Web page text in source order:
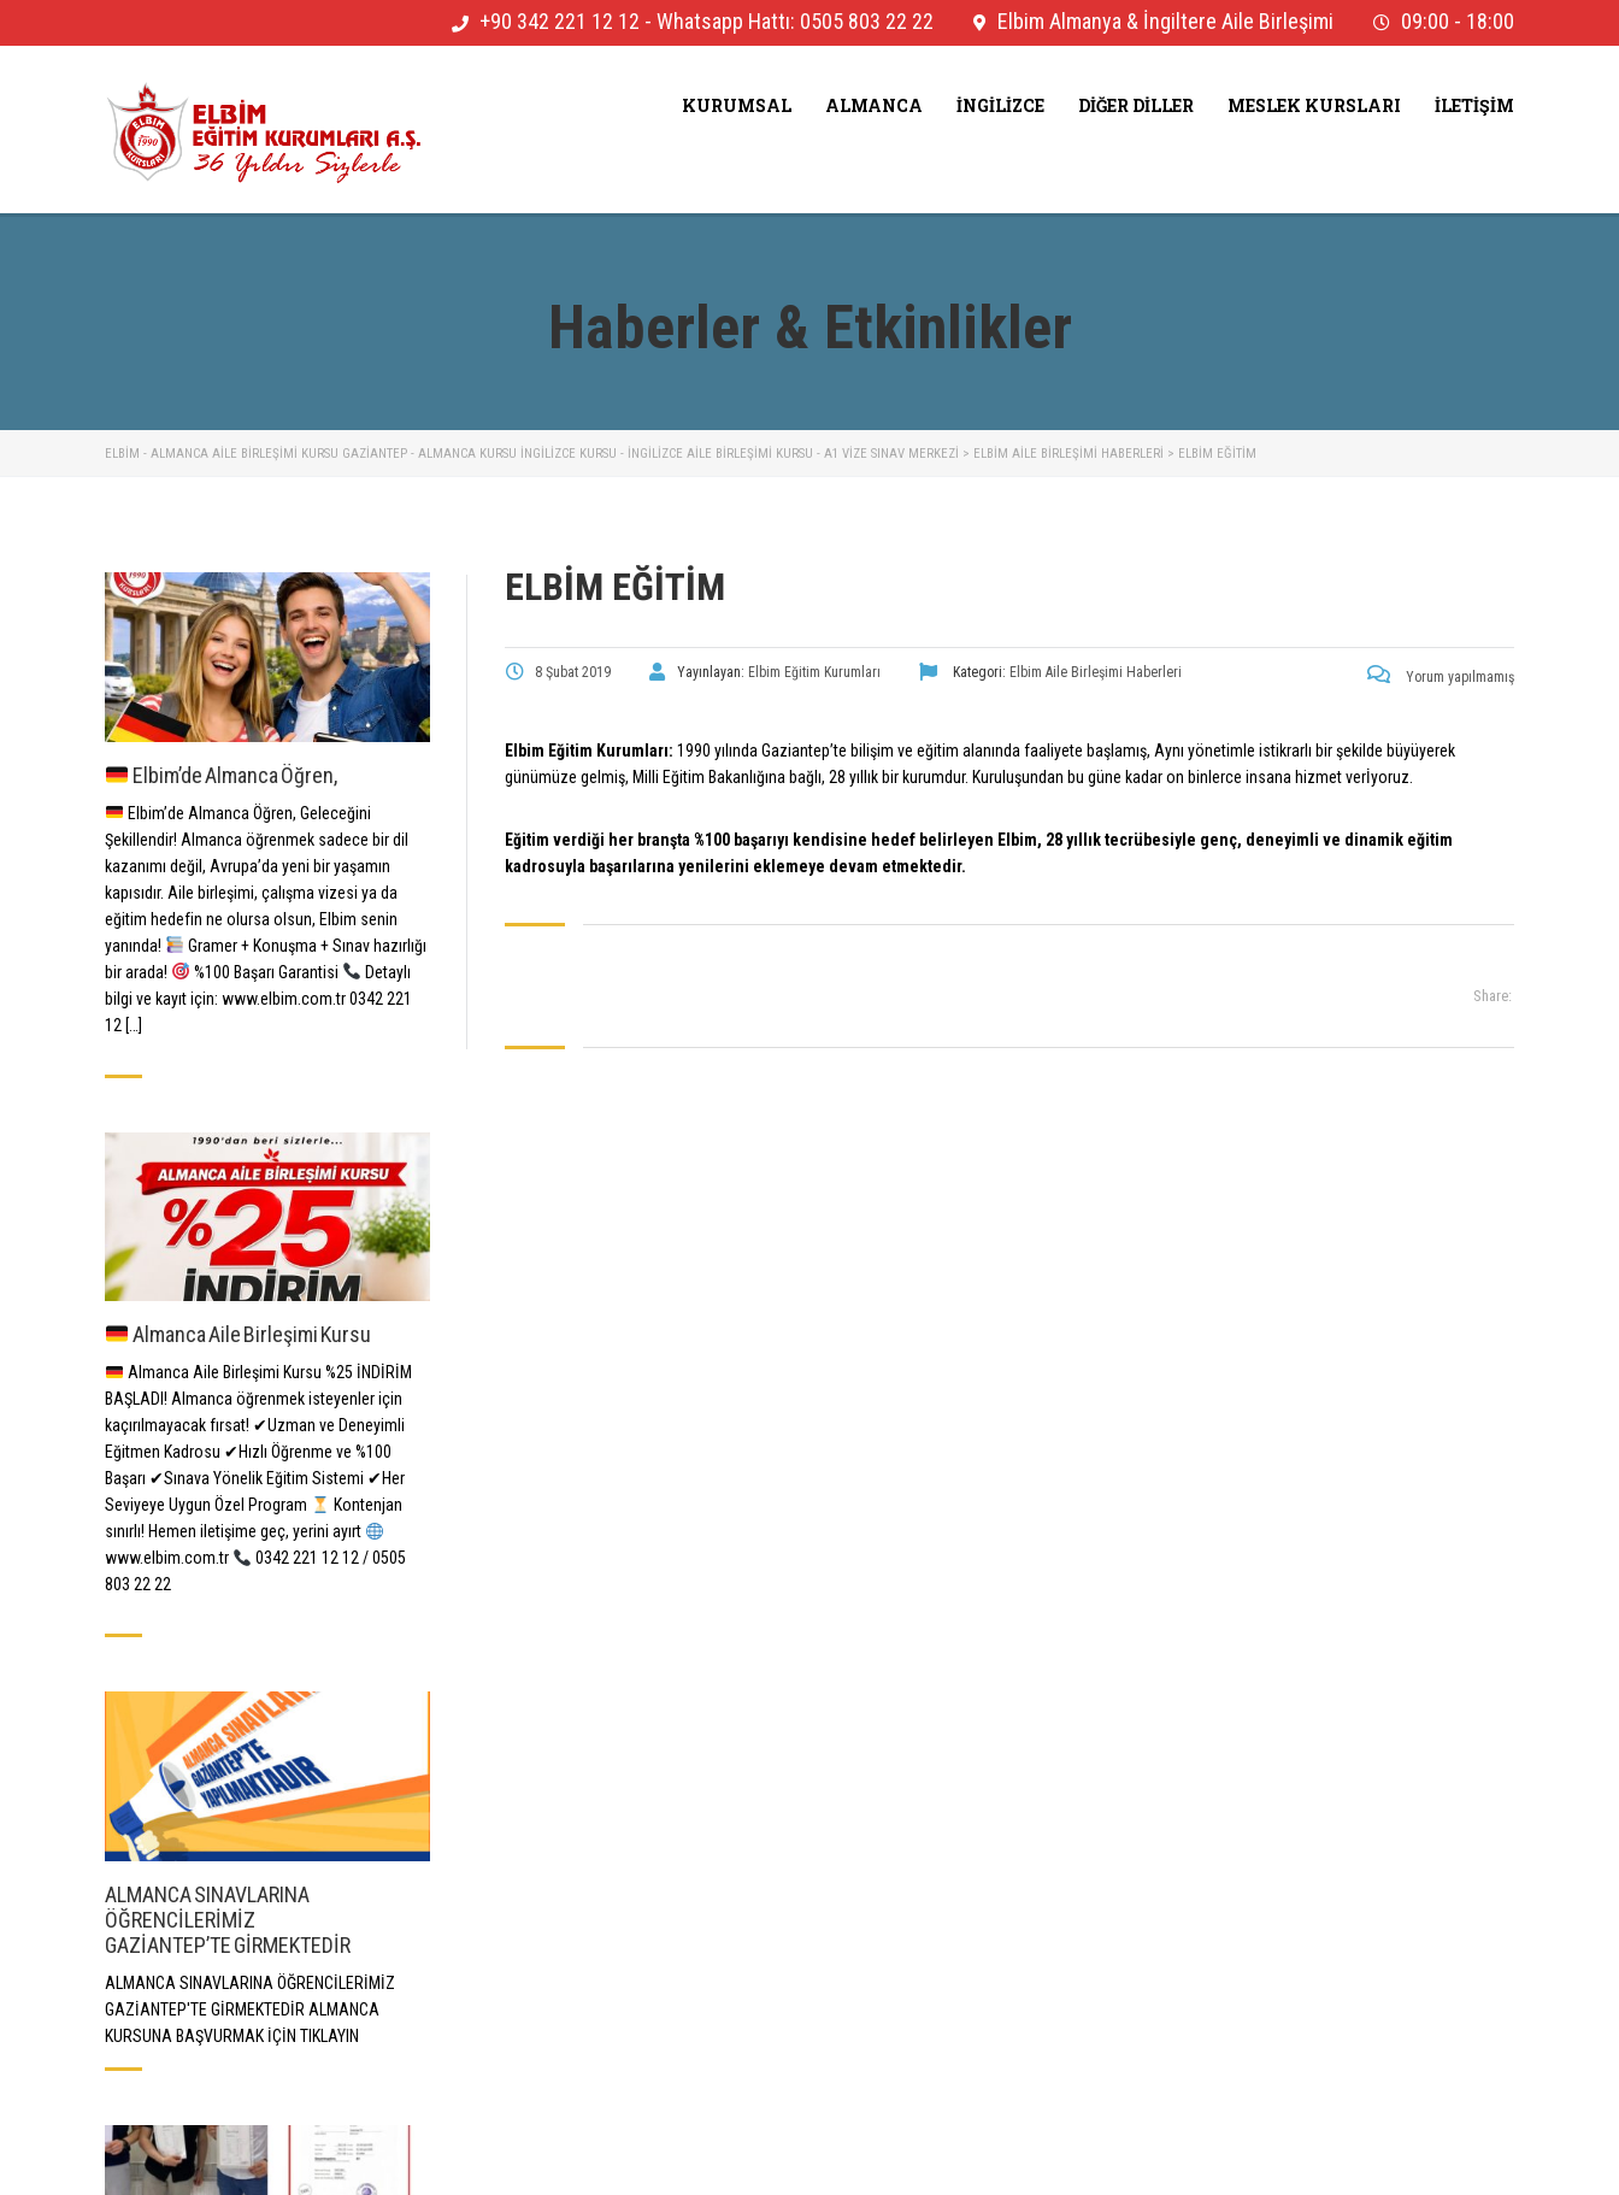
09:00 - 18:00
Elbim Almanya & İngiltere Aile Birleşimi
+90 342 221 12 12 - Whatsapp Hattı: 0505 803 22 22
KURUMSAL ALMANCA İNGILIZCE DIĞER DILLER MESLEK KURSLARI İLETIŞIM
Haberler & Etkinlikler
ELBİM - ALMANCA AILE BIRLEŞIMI KURSU GAZIANTEP - ALMANCA KURSU İNGILIZCE KURSU - İNGILIZCE AILE BIRLEŞIMI KURSU - A1 VIZE SINAV MERKEZI > ELBIM AILE BIRLEŞIMI HABERLERI > ELBİM EĞITIM
ELBİM EĞITIM
8 Şubat 2019 Yayınlayan: Elbim Eğitim Kurumları Kategori: Elbim Aile Birleşimi Haberleri Yorum yapılmamış
Elbim Eğitim Kurumları: 1990 yılında Gaziantep’te bilişim ve eğitim alanında faaliyete başlamış, Aynı yönetimle istikrarlı bir şekilde büyüyerek
günümüze gelmiş, Milli Eğitim Bakanlığına bağlı, 28 yıllık bir kurumdur. Kuruluşundan bu güne kadar on binlerce insana hizmet verİyoruz.
Eğitim verdiği her branşta %100 başarıyı kendisine hedef belirleyen Elbim, 28 yıllık tecrübesiyle genç, deneyimli ve dinamik eğitim
kadrosuyla başarılarına yenilerini eklemeye devam etmektedir.
Share:
Elbim’de Almanca Öğren,
Elbim’de Almanca Öğren, Geleceğini
Şekillendir! Almanca öğrenmek sadece bir dil
kazanımı değil, Avrupa’da yeni bir yaşamın
kapısıdır. Aile birleşimi, çalışma vizesi ya da
eğitim hedefin ne olursa olsun, Elbim senin
yanında!
Gramer + Konuşma + Sınav hazırlığı
bir arada!
%100 Başarı Garantisi
Detaylı
bilgi ve kayıt için: www.elbim.com.tr 0342 221
12 […]
Almanca Aile Birleşimi Kursu
Almanca Aile Birleşimi Kursu %25 İNDİRİM
BAŞLADI! Almanca öğrenmek isteyenler için
kaçırılmayacak fırsat! ✔Uzman ve Deneyimli
Eğitmen Kadrosu ✔Hızlı Öğrenme ve %100
Başarı ✔Sınava Yönelik Eğitim Sistemi ✔Her
Seviyeye Uygun Özel Program
Kontenjan
sınırlı! Hemen iletişime geç, yerini ayırt
www.elbim.com.tr
0342 221 12 12 / 0505
803 22 22
ALMANCA SINAVLARINA
ÖĞRENCİLERİMİZ
GAZİANTEP’TE GİRMEKTEDİR
ALMANCA SINAVLARINA ÖĞRENCİLERİMİZ
GAZİANTEP'TE GİRMEKTEDİR ALMANCA
KURSUNA BAŞVURMAK İÇİN TIKLAYIN